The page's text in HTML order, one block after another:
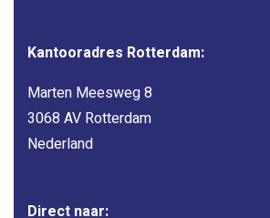
Kantooradres Rotterdam:
Marten Meesweg 8
3068 AV Rotterdam
Nederland
Direct naar: